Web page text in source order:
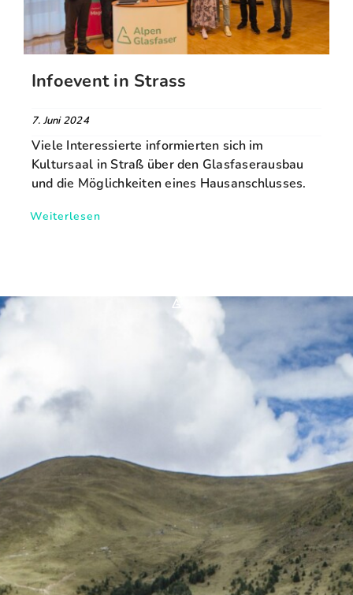
FAQ
Karriere
Kontakt
Suche
Infoevent in Strass
7. Juni 2024
Viele Interessierte informierten sich im
Kultursaal in Straß über den Glasfaserausbau
und die Möglichkeiten eines Hausanschlusses.
Weiterlesen
*A*